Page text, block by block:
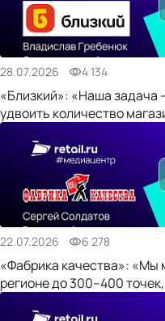
28.07.2026 4 134
«Близкий»: «Наша задача
удвоить количество
22.07.2026 6 278
«Фабрика качества»:
регионе до 300–400